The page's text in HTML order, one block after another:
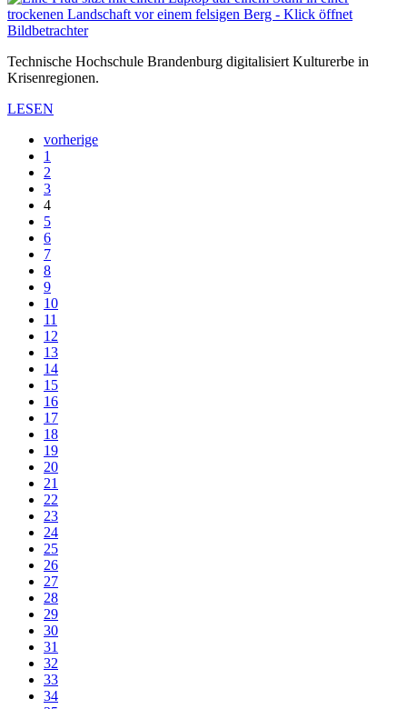
Technische Hochschule Brandenburg digitalisiert Kulturerbe in
Krisenregionen.
LESEN
vorherige
1
2
3
4
5
6
7
8
9
10
11
12
13
14
15
16
17
18
19
20
21
22
23
24
25
26
27
28
29
30
31
32
33
34